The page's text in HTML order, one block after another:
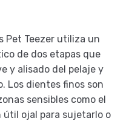
Pet Teezer utiliza un
de dos etapas que
y alisado del pelaje y
Los dientes finos son
sensibles como el
ojal para sujetarlo o